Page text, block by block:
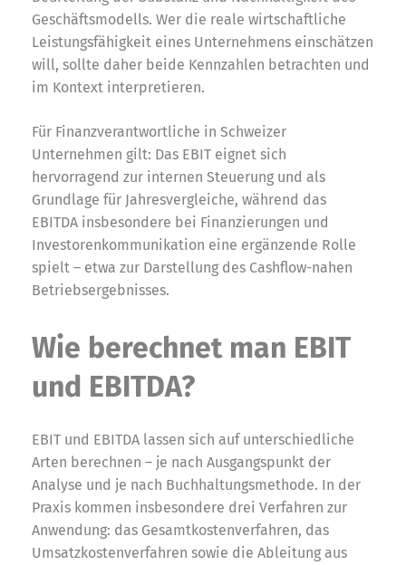
Geschäftsmodells. Wer die reale wirtschaftliche
Leistungsfähigkeit eines Unternehmens einschätzen
will, sollte daher beide Kennzahlen betrachten und
im Kontext interpretieren.
Für Finanzverantwortliche in Schweizer
Unternehmen gilt: Das EBIT eignet sich
hervorragend zur internen Steuerung und als
Grundlage für Jahresvergleiche, während das
EBITDA insbesondere bei Finanzierungen und
Investorenkommunikation eine ergänzende Rolle
spielt – etwa zur Darstellung des Cashflow-nahen
Betriebsergebnisses.
Wie berechnet man EBIT
und EBITDA?
EBIT und EBITDA lassen sich auf unterschiedliche
Arten berechnen – je nach Ausgangspunkt der
Analyse und je nach Buchhaltungsmethode. In der
Praxis kommen insbesondere drei Verfahren zur
Anwendung: das Gesamtkostenverfahren, das
Umsatzkostenverfahren sowie die Ableitung aus